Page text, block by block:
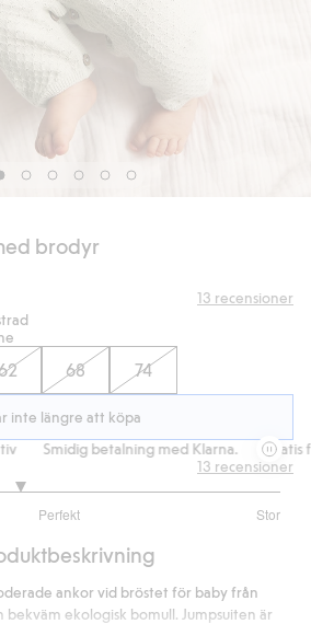
brodyr
13 recensioner
62 68 74
inte längre att köpa
Smidig betalning med Klarna. Gratis
Perfekt Stor
13 recensioner
ankor vid bröstet för baby från
bekväm ekologisk bomull. Jumpsuiten är